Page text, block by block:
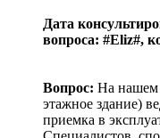
Дата
вопроса: #Eliz#,
Вопрос: На нашем
этажное здание)
приемка в